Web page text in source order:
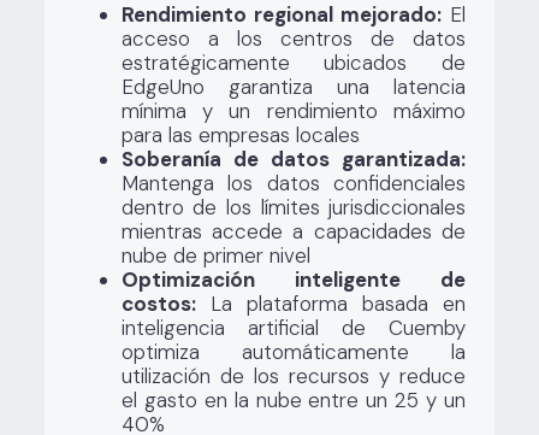
Rendimiento regional mejorado: El
acceso a los centros de datos
estratégicamente ubicados de
EdgeUno garantiza una latencia
mínima y un rendimiento máximo
para las empresas locales
Soberanía de datos garantizada:
Mantenga los datos confidenciales
dentro de los límites jurisdiccionales
mientras accede a capacidades de
nube de primer nivel
Optimización inteligente de
costos:La plataforma basada en
inteligencia artificial de Cuemby
optimiza automáticamente la
utilización de los recursos y reduce
el gasto en la nube entre un 25 y un
40%